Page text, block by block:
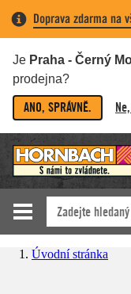
Doprava zdarma na
Je Praha - Černý
prodejna?
ANO, SPRÁVNĚ.
Úvodní stránka